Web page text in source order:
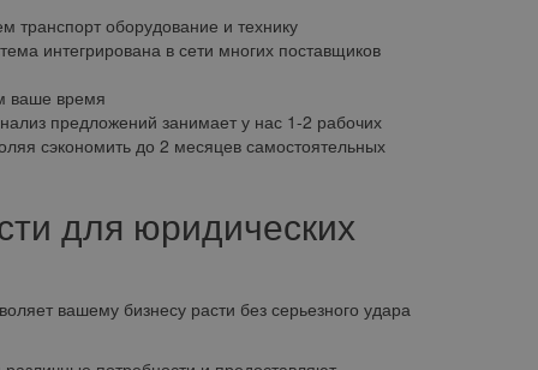
транспорт оборудование и технику
интегрирована в сети многих поставщиков
ваше время
предложений занимает у нас 1-2 рабочих
сэкономить до 2 месяцев самостоятельных
для юридических
вашему бизнесу расти без серьезного удара